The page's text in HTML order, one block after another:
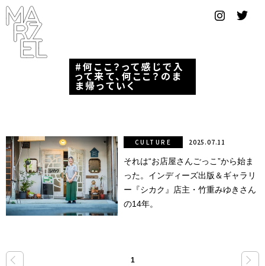
フィ
デザ
ナー
ー
プール
スーツ
ンテ
写真
何ここ？って感じで入
って来て、何ここ？のま
ま帰っていく
それは“お店屋さんごっこ”から始ま
った。インディーズ出版＆ギャラリ
ー『シカク』店主・竹重みゆきさん
の14年。
CULTURE 2025.07.11
« 1 »